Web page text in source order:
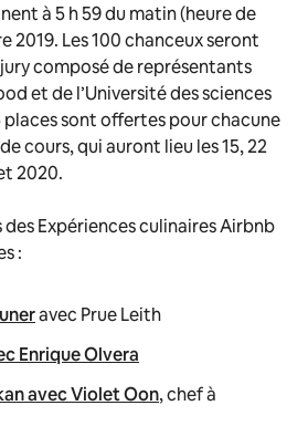
à 5 h 59 du matin (heure de
2019. Les 100 chanceux seront
composé de représentants
et de l’Université des sciences
sont offertes pour chacune
cours, qui auront lieu les 15, 22
2020.
Expériences culinaires Airbnb
:
avec Prue Leith
Enrique Olvera
avec Violet Oon, chef à